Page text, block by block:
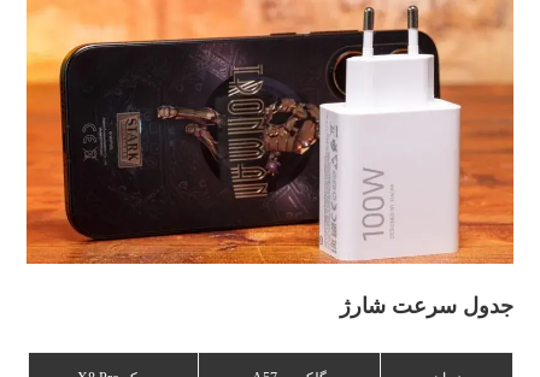
جدول سرعت شارژ